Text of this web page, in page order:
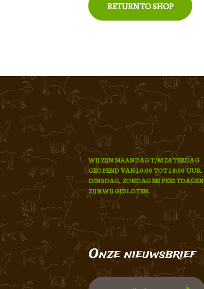
RETURN TO SHOP
WIJ ZIJN MAANDAG T/M ZATERDAG
GEOPEND VAN 10:00 TOT 18:00 UUR.
DINSDAG, ZONDAG EN FEESTDAGEN
ZIJN WIJ GESLOTEN.
Onze nieuwsbrief